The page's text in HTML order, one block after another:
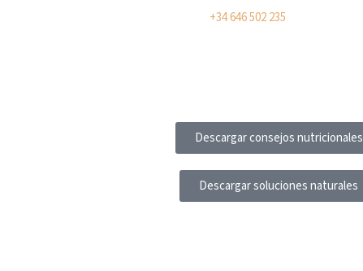
+34 646 502 235
Descargar consejos nutricionales
Descargar soluciones naturales